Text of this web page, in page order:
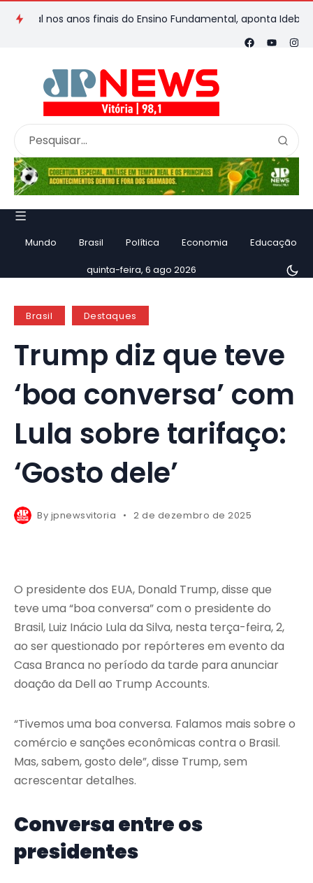
nos anos finais do Ensino Fundamental, aponta Ideb
Mundo Brasil Política Economia Educação
quinta-feira, 6 ago 2026
Brasil Destaques
Trump diz que teve
‘boa conversa’ com
Lula sobre tarifaço:
‘Gosto dele’
By jpnewsvitoria 2 de dezembro de 2025
O presidente dos EUA, Donald Trump, disse que
teve uma “boa conversa” com o presidente do
Brasil, Luiz Inácio Lula da Silva, nesta terça-feira, 2,
ao ser questionado por repórteres em evento da
Casa Branca no período da tarde para anunciar
doação da Dell ao Trump Accounts.
“Tivemos uma boa conversa. Falamos mais sobre o
comércio e sanções econômicas contra o Brasil.
Mas, sabem, gosto dele”, disse Trump, sem
acrescentar detalhes.
Conversa entre os
presidentes